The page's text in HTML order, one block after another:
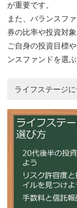
が重要です。
また、バランスフ
券の比率や投資対象
ご自身の投資目標
ンスファンドを選
ライフステージ